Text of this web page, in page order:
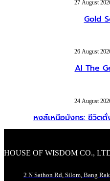
27 August
Gold
26 August
AI The
24 August
หงส์เหนือมังกร: ชีวิต
HOUSE OF WISDOM CO.,
2 N Sathon Rd, Silom, Bang